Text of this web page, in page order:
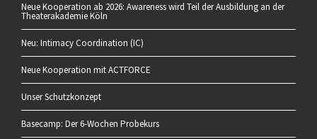
Neue Kooperation ab 2026: Awareness wird Teil der Ausbildung an der
Theaterakademie Köln
Neu: Intimacy Coordination (IC)
Neue Kooperation mit ACTFORCE
Unser Schutzkonzept
Basecamp: Der 6-Wochen Probekurs